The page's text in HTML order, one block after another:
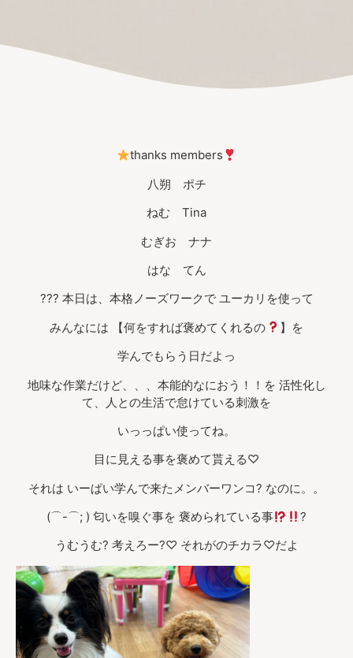
thanks members
八朔 ポチ
ねむ Tina
むぎお ナナ
はな てん
??? 本日は、本格ノーズワークで ユーカリを使って
みんなには 【何をすれば褒めてくれるの
】を
学んでもらう日だよっ
地味な作業だけど、、、本能的なにおう！！を 活性化し
て、人との生活で怠けている刺激を
いっっぱい使ってね。
目に見える事を褒めて貰える♡
それは いーぱい学んで来たメンバーワンコ? なのに。。
(⌒-⌒; ) 匂いを嗅ぐ事を 褒められている事
?
うむうむ? 考えろー?♡ それがのチカラ♡だよ